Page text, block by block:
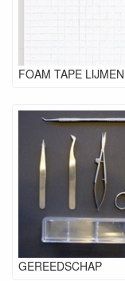
FOAM TAPE LIJMEN
GEREEDSCHAP